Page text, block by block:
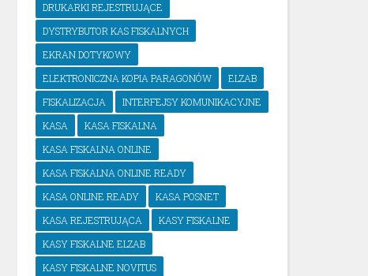
DRUKARKI REJESTRUJĄCE
DYSTRYBUTOR KAS FISKALNYCH
EKRAN DOTYKOWY
ELEKTRONICZNA KOPIA PARAGONÓW
ELZAB
FISKALIZACJA
INTERFEJSY KOMUNIKACYJNE
KASA
KASA FISKALNA
KASA FISKALNA ONLINE
KASA FISKALNA ONLINE READY
KASA ONLINE READY
KASA POSNET
KASA REJESTRUJĄCA
KASY FISKALNE
KASY FISKALNE ELZAB
KASY FISKALNE NOVITUS